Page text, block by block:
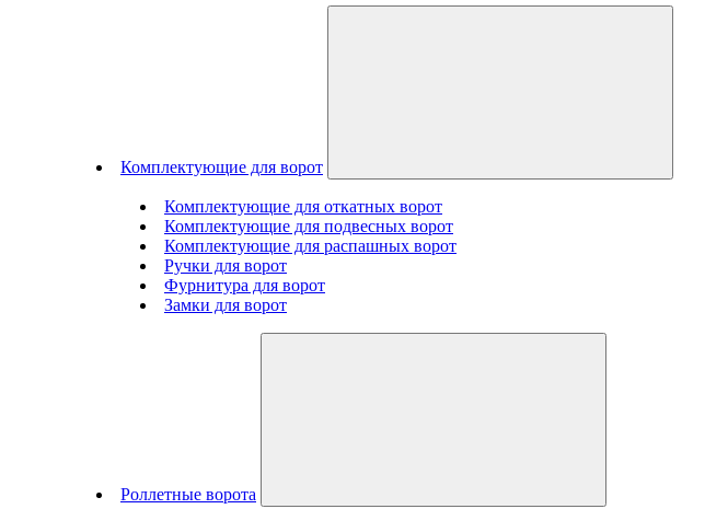
Комплектующие для ворот
Комплектующие для откатных ворот
Комплектующие для подвесных ворот
Комплектующие для распашных ворот
Ручки для ворот
Фурнитура для ворот
Замки для ворот
Роллетные ворота